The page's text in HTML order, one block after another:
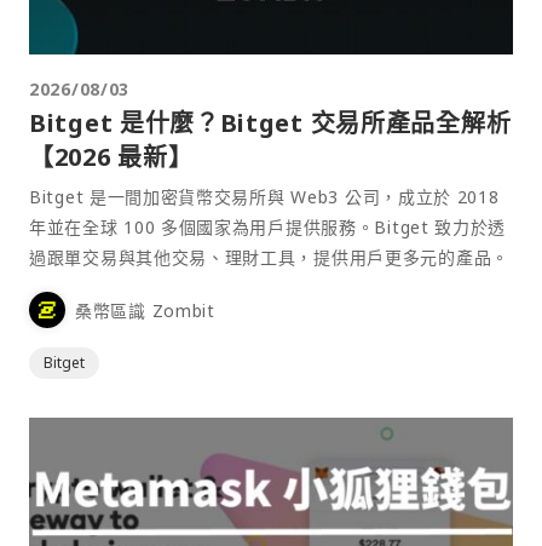
2026/08/03
Bitget 是什麼？Bitget 交易所產品全解析
【2026 最新】
Bitget 是一間加密貨幣交易所與 Web3 公司，成立於 2018
年並在全球 100 多個國家為用戶提供服務。Bitget 致力於透
過跟單交易與其他交易、理財工具，提供用戶更多元的產品。
桑幣區識 Zombit
Bitget